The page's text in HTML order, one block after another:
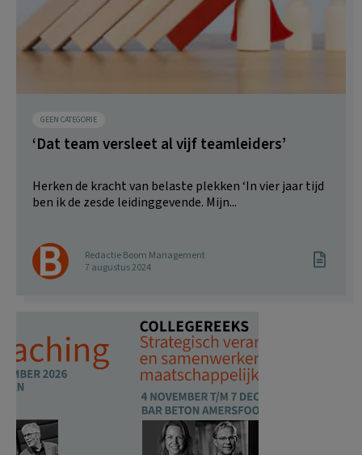
GEEN CATEGORIE
‘Dat team versleet al vijf teamleiders’
Herken de kracht van belaste plekken ‘In vier jaar tijd
ben ik de zesde leidinggevende. Mijn...
Redactie Boom Management
7 augustus 2024